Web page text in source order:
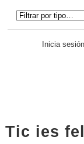
Inicia
Tic ies